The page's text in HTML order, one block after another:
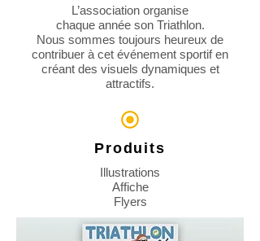
L’association organise
chaque année son Triathlon.
Nous sommes toujours heureux de
contribuer à cet événement sportif en
créant des visuels dynamiques et
attractifs.
Produits
Illustrations
Affiche
Flyers